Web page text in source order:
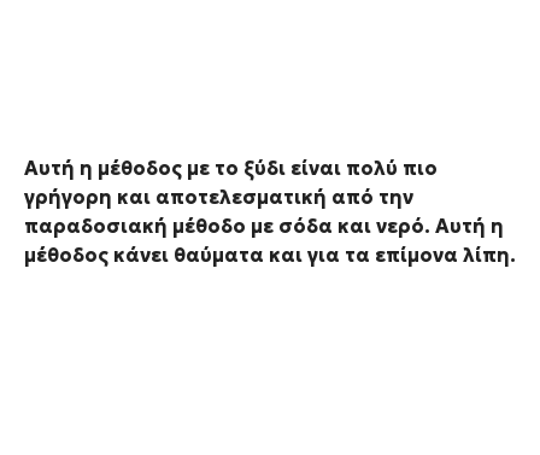
Αυτή η μέθοδος με το ξύδι είναι πολύ πιο
γρήγορη και αποτελεσματική από την
παραδοσιακή μέθοδο με σόδα και νερό. Αυτή η
μέθοδος κάνει θαύματα και για τα επίμονα λίπη.